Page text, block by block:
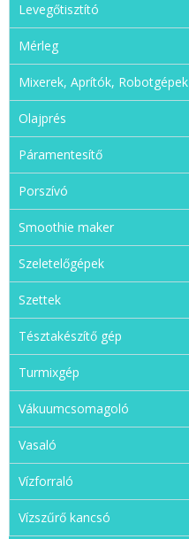
Levegőtisztító
Mérleg
Mixerek, Aprítók, Robotgépek
Olajprés
Páramentesítő
Porszívó
Smoothie maker
Szeletelőgépek
Szettek
Tésztakészítő gép
Turmixgép
Vákuumcsomagoló
Vasaló
Vízforraló
Vízszűrő kancsó